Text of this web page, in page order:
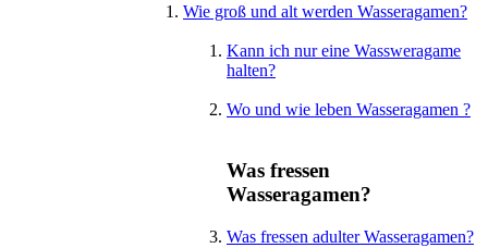
Wie groß und alt werden Wasseragamen?
Kann ich nur eine Wassweragame
halten?
Wo und wie leben Wasseragamen ?
Was fressen
Wasseragamen?
Was fressen adulter Wasseragamen?